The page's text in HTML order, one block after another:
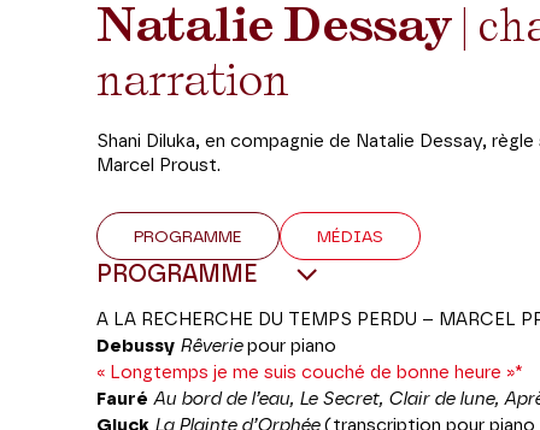
Natalie Dessay|
narration
Shani Diluka, en compagnie de Natalie Dessay,
Marcel Proust.
PROGRAMME MÉDIAS
PROGRAMME
A LA RECHERCHE DU TEMPS PERDU – MARCEL
Debussy Rêveriepour piano
« Longtemps je me suis couché de bonne heure »*
Fauré Au bord de l’eau, Le Secret, Clair de lune,
Gluck La Plainte d’Orphée(transcription pour piano